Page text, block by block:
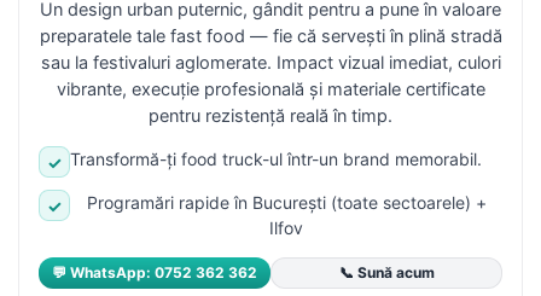
Un design urban puternic, gândit pentru a pune în valoare
preparatele tale fast food — fie că servești în plină stradă
sau la festivaluri aglomerate. Impact vizual imediat, culori
vibrante, execuție profesională și materiale certificate
pentru rezistență reală în timp.
✓ Transformă-ți food truck-ul într-un brand memorabil.
✓
Programări rapide în București (toate sectoarele) +
Ilfov
💬 WhatsApp: 0752 362 362 📞 Sună acum